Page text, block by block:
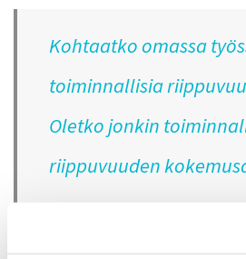
Kohtaatko omassa
toiminnallisia
Oletko jonkin
riippuvuuden
Tervetuloa mukaan